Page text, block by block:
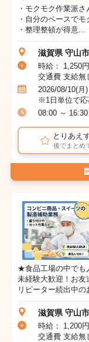
・モクモク作業派さ
・自分のペースで
・整理整頓が得意...
滋賀県 守山市
時給： 1,250
交通費 支給無
2026/08/10(月
※1日単位で応
08:00 ～ 16:30
とりあえ
後でまとめ
★食品工場の中でも
未経験大歓迎！お友
リピーター続出中の
滋賀県 守山市
時給： 1,200
交通費 支給無